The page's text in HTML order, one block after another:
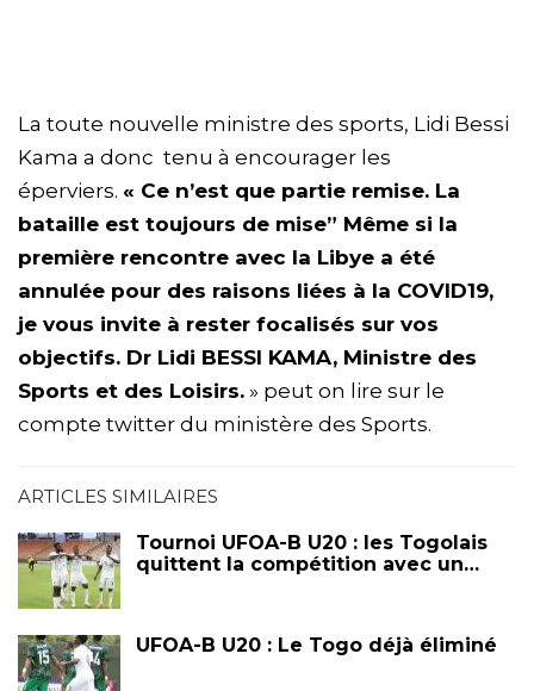
La toute nouvelle ministre des sports, Lidi Bessi
Kama a donc tenu à encourager les
éperviers. « Ce n’est que partie remise. La
bataille est toujours de mise” Même si la
première rencontre avec la Libye a été
annulée pour des raisons liées à la COVID19,
je vous invite à rester focalisés sur vos
objectifs. Dr Lidi BESSI KAMA, Ministre des
Sports et des Loisirs. » peut on lire sur le
compte twitter du ministère des Sports.
ARTICLES SIMILAIRES
Tournoi UFOA-B U20 : les Togolais
quittent la compétition avec un…
UFOA-B U20 : Le Togo déjà éliminé